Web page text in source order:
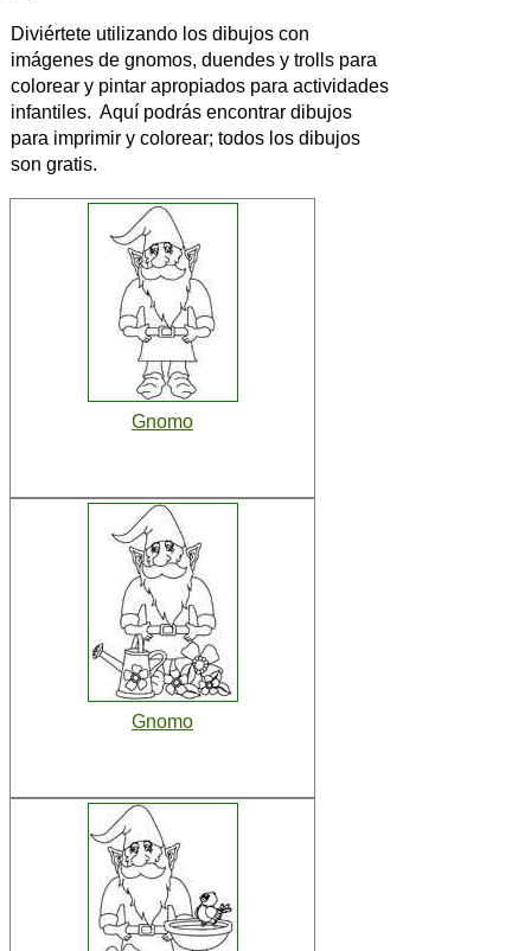
Diviértete utilizando los dibujos con
imágenes de gnomos, duendes y trolls para
colorear y pintar apropiados para actividades
infantiles. Aquí podrás encontrar dibujos
para imprimir y colorear; todos los dibujos
son gratis.
Gnomo
Gnomo